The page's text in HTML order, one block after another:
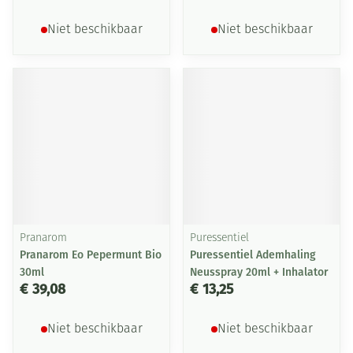
Niet beschikbaar Niet beschikbaar
Pranarom
Pranarom Eo Pepermunt Bio
30ml
€ 39,08
Niet beschikbaar
Puressentiel
Puressentiel Ademhaling
Neusspray 20ml + Inhalator
€ 13,25
Niet beschikbaar